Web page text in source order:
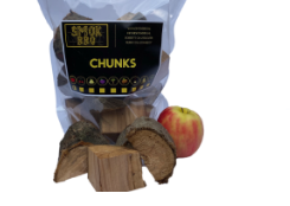
Toevoegen
verlanglijst